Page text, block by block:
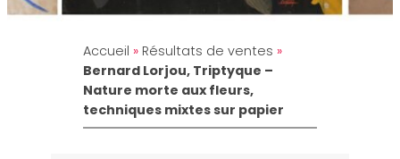
Accueil » Résultats de ventes »
Bernard Lorjou, Triptyque –
Nature morte aux fleurs,
techniques mixtes sur papier